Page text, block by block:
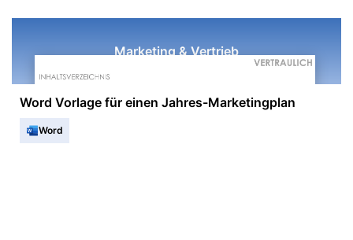
Marketing & Vertrieb
Word Vorlage für einen Jahres-Marketingplan
Word